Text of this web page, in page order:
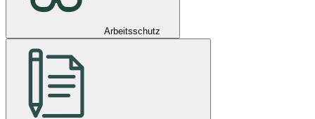
Arbeitsschutz